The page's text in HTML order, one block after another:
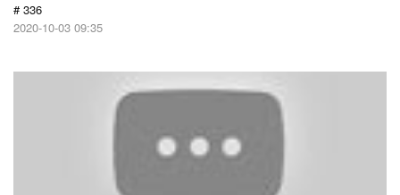
# 336
2020-10-03 09:35